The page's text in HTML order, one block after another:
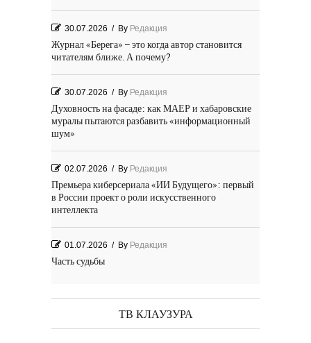
30.07.2026 / By Редакция
Журнал «Берега» – это когда автор становится
читателям ближе. А почему?
30.07.2026 / By Редакция
Духовность на фасаде: как МАЕР и хабаровские
муралы пытаются разбавить «информационный
шум»
02.07.2026 / By Редакция
Премьера киберсериала «ИИ Будущего»: первый
в России проект о роли искусственного
интеллекта
01.07.2026 / By Редакция
Часть судьбы
29.06.2026 / ByРедакция
День Победы! Посёлок Гидростроитель. 2026 год
ТВ КЛАУЗУРА